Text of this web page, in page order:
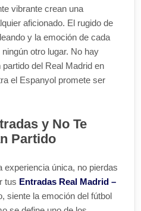
vibrante crean una
aficionado. El rugido de
y la emoción de cada
otro lugar. No hay
del Real Madrid en
el Espanyol promete ser
y No Te
Partido
experiencia única, no pierdas
tus Entradas Real Madrid –
siente la emoción del fútbol